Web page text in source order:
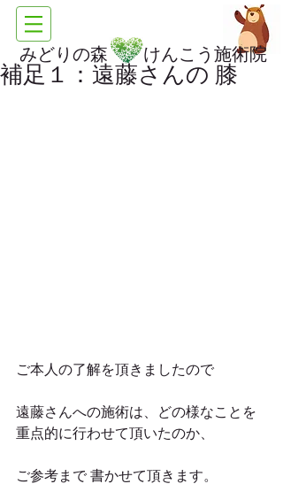
みどりの森 けんこう施術院
補足１：遠藤さんの 膝
ご本人の了解を頂きましたので
遠藤さんへの施術は、どの様なことを
重点的に行わせて頂いたのか、
ご参考まで 書かせて頂きます。